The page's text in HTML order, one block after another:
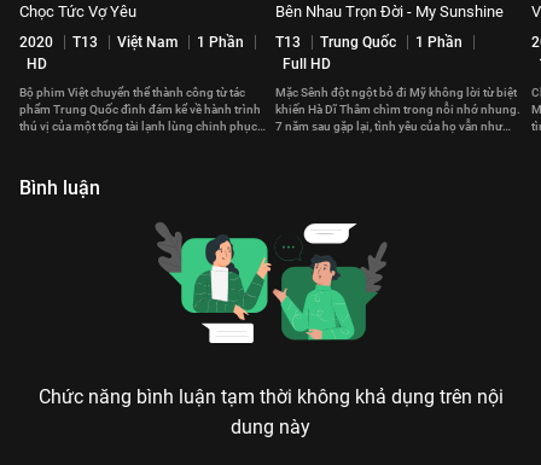
Chọc Tức Vợ Yêu
2020 T13 Việt Nam
1 Phần
HD
Bộ phim Việt chuyển thể thành công từ tác
phẩm Trung Quốc đình đám kể về hành trình
thú vị của một tổng tài lạnh lùng chinh phục
Bên Nhau Trọn Đời - My Sunshine
T13 Trung Quốc
1 Phần
Full HD
Mặc Sênh đột ngột bỏ đi Mỹ không lời từ biệt
khiến Hà Dĩ Thâm chìm trong nỗi nhớ nhung.
7 năm sau gặp lại, tình yêu của họ vẫn như
Bình luận
Chức năng bình luận tạm thời không khả dụng trên nội
dung này